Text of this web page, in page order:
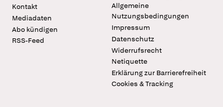
Kontakt
Mediadaten
Abo kündigen
RSS-Feed
Allgemeine
Nutzungsbedingungen
Impressum
Datenschutz
Widerrufsrecht
Netiquette
Erklärung zur Barrierefreiheit
Cookies & Tracking